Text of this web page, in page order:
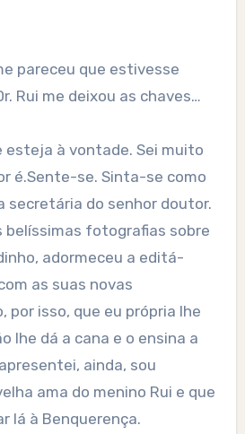
pareceu que estivesse
Rui me deixou as chaves…
esteja à vontade. Sei muito
é.Sente-se. Sinta-se como
secretária do senhor doutor.
belíssimas fotografias sobre
adormeceu a editá-
as suas novas
por isso, que eu própria lhe
lhe dá a cana e o ensina a
ainda, sou
ama do menino Rui e que
lá à Benquerença.